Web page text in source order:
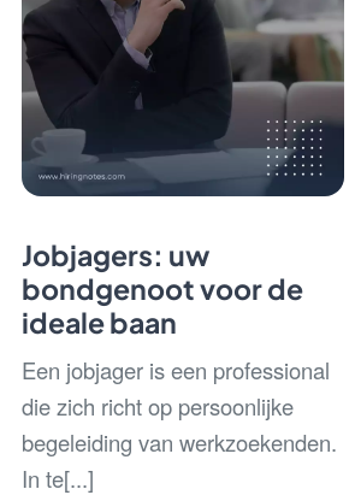
Jobjagers: uw
bondgenoot voor de
ideale baan
Een jobjager is een professional
die zich richt op persoonlijke
begeleiding van werkzoekenden.
In te[...]